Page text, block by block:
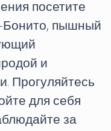
посетите
Бонито, пышный
и
Прогуляйтесь
для себя
за